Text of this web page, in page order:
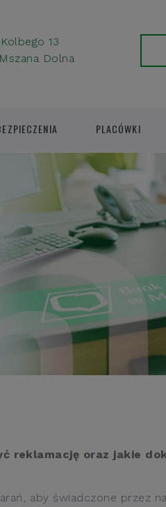
13
Dolna
PLACÓWKI
reklamację oraz jakie
aby świadczone przez